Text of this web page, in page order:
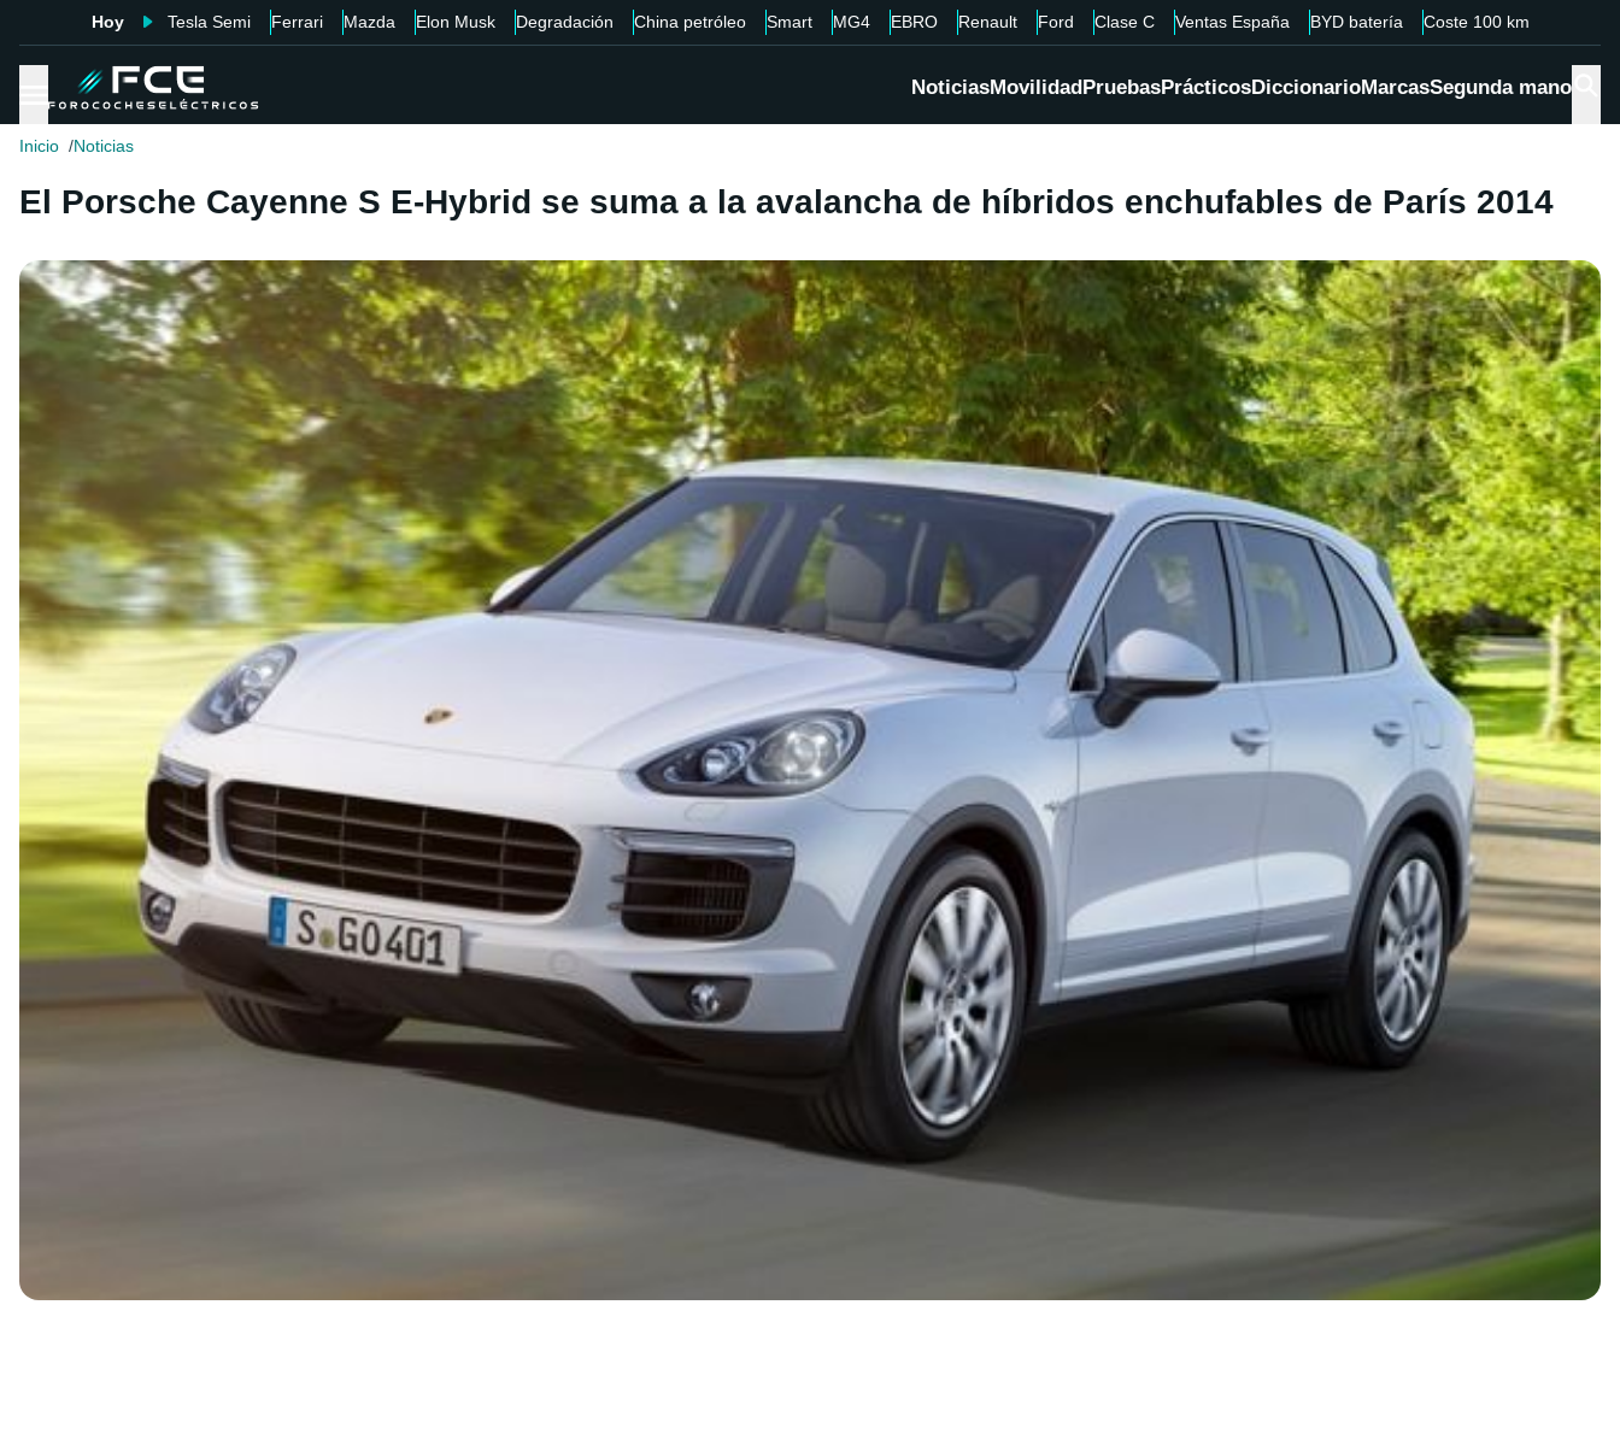
Hoy Tesla Semi Ferrari Mazda Elon Musk Degradación China petróleo Smart MG4 EBRO Renault Ford Clase C Ventas España BYD batería Coste 100 km
NoticiasMovilidadPruebasPrácticosDiccionarioMarcasSegunda mano
Inicio Noticias
El Porsche Cayenne S E-Hybrid se suma a la avalancha de híbridos enchufables de París 2014